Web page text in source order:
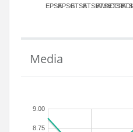
EPSAEPSGETSAETSIAMN
ETSICCP
ETSIADI
Media
8.75
9.00